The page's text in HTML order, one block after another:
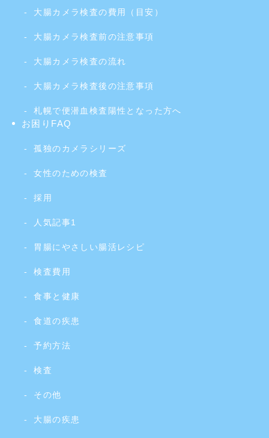
大腸カメラ検査の費用（目安）
大腸カメラ検査前の注意事項
大腸カメラ検査の流れ
大腸カメラ検査後の注意事項
札幌で便潜血検査陽性となった方へ
お困りFAQ
孤独のカメラシリーズ
女性のための検査
採用
人気記事1
胃腸にやさしい腸活レシピ
検査費用
食事と健康
食道の疾患
予約方法
検査
その他
大腸の疾患